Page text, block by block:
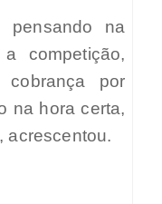
pensando na
competição,
por
na hora certa,
acrescentou.